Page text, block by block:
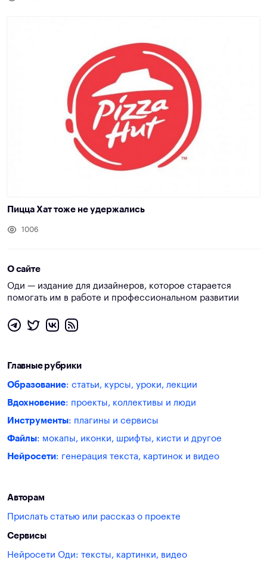
Пицца Хат тоже не удержались
1006
О сайте
Оди — издание для дизайнеров, которое старается
помогать им в работе и профессиональном развитии
Главные рубрики
Образование: статьи, курсы, уроки, лекции
Вдохновение: проекты, коллективы и люди
Инструменты: плагины и сервисы
Файлы: мокапы, иконки, шрифты, кисти и другое
Нейросети: генерация текста, картинок и видео
Авторам
Прислать статью или рассказ о проекте
Сервисы
Нейросети Оди: тексты, картинки, видео